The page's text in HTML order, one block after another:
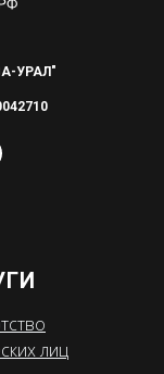
УРАЛ"
лиц